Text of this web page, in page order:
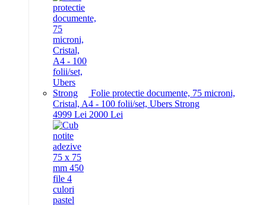
Folie protectie documente, 75 microni,
Cristal, A4 - 100 folii/set, Ubers Strong
4999 Lei 2000 Lei